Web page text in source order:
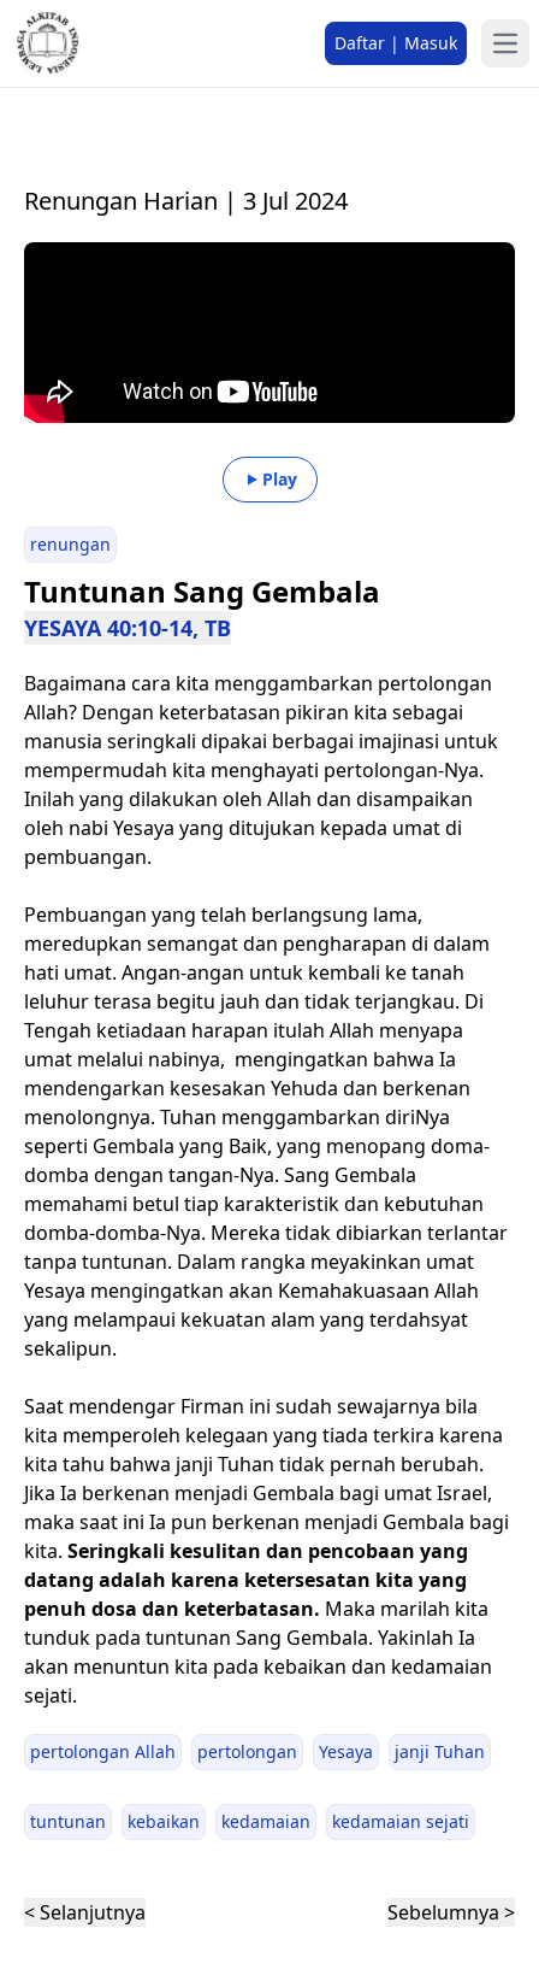
Daftar | Masuk
Renungan Harian | 3 Jul 2024
Play
renungan
Tuntunan Sang Gembala
YESAYA 40:10-14, TB
Bagaimana cara kita menggambarkan pertolongan
Allah? Dengan keterbatasan pikiran kita sebagai
manusia seringkali dipakai berbagai imajinasi untuk
mempermudah kita menghayati pertolongan-Nya.
Inilah yang dilakukan oleh Allah dan disampaikan
oleh nabi Yesaya yang ditujukan kepada umat di
pembuangan.
Pembuangan yang telah berlangsung lama,
meredupkan semangat dan pengharapan di dalam
hati umat. Angan-angan untuk kembali ke tanah
leluhur terasa begitu jauh dan tidak terjangkau. Di
Tengah ketiadaan harapan itulah Allah menyapa
umat melalui nabinya, mengingatkan bahwa Ia
mendengarkan kesesakan Yehuda dan berkenan
menolongnya. Tuhan menggambarkan diriNya
seperti Gembala yang Baik, yang menopang doma-
domba dengan tangan-Nya. Sang Gembala
memahami betul tiap karakteristik dan kebutuhan
domba-domba-Nya. Mereka tidak dibiarkan terlantar
tanpa tuntunan. Dalam rangka meyakinkan umat
Yesaya mengingatkan akan Kemahakuasaan Allah
yang melampaui kekuatan alam yang terdahsyat
sekalipun.
Saat mendengar Firman ini sudah sewajarnya bila
kita memperoleh kelegaan yang tiada terkira karena
kita tahu bahwa janji Tuhan tidak pernah berubah.
Jika Ia berkenan menjadi Gembala bagi umat Israel,
maka saat ini Ia pun berkenan menjadi Gembala bagi
kita. Seringkali kesulitan dan pencobaan yang
datang adalah karena ketersesatan kita yang
penuh dosa dan keterbatasan. Maka marilah kita
tunduk pada tuntunan Sang Gembala. Yakinlah Ia
akan menuntun kita pada kebaikan dan kedamaian
sejati.
pertolongan Allah pertolongan Yesaya janji Tuhan
tuntunan kebaikan kedamaian kedamaian sejati
< Selanjutnya Sebelumnya >